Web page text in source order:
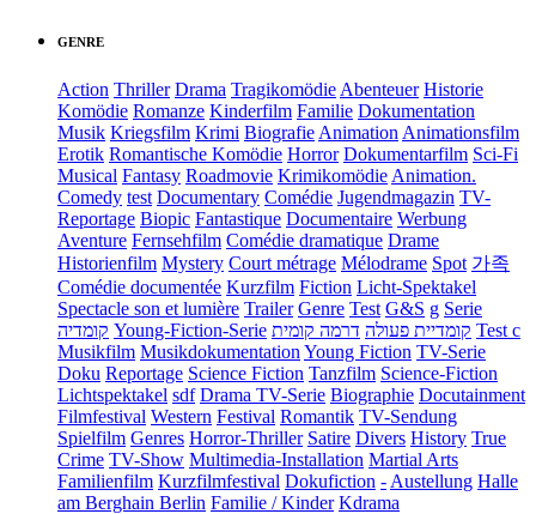
GENRE
Action Thriller Drama Tragikomödie Abenteuer Historie
Komödie Romanze Kinderfilm Familie Dokumentation
Musik Kriegsfilm Krimi Biografie Animation Animationsfilm
Erotik Romantische Komödie Horror Dokumentarfilm Sci-Fi
Musical Fantasy Roadmovie Krimikomödie Animation.
Comedy test Documentary Comédie Jugendmagazin TV-
Reportage Biopic Fantastique Documentaire Werbung
Aventure Fernsehfilm Comédie dramatique Drame
Historienfilm Mystery Court métrage Mélodrame Spot 가족
Comédie documentée Kurzfilm Fiction Licht-Spektakel
Spectacle son et lumière Trailer Genre Test G&S g Serie
קומדיה Young-Fiction-Serie קומדיית פעולה דרמה קומית
Test c
Musikfilm Musikdokumentation Young Fiction TV-Serie
Doku Reportage Science Fiction Tanzfilm Science-Fiction
Lichtspektakel sdf Drama TV-Serie Biographie Docutainment
Filmfestival Western Festival Romantik TV-Sendung
Spielfilm Genres Horror-Thriller Satire Divers History True
Crime TV-Show Multimedia-Installation Martial Arts
Familienfilm Kurzfilmfestival Dokufiction - Austellung Halle
am Berghain Berlin Familie / Kinder Kdrama